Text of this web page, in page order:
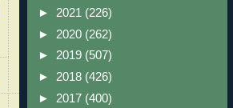
► 2021 (226)
► 2020 (262)
► 2019 (507)
► 2018 (426)
► 2017 (400)